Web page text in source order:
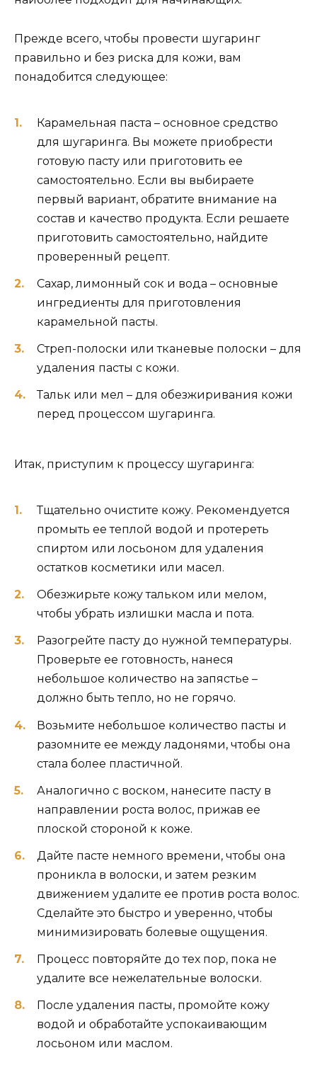
Прежде всего, чтобы провести шугаринг
правильно и без риска для кожи, вам
понадобится следующее:
Карамельная паста – основное средство
для шугаринга. Вы можете приобрести
готовую пасту или приготовить ее
самостоятельно. Если вы выбираете
первый вариант, обратите внимание на
состав и качество продукта. Если решаете
приготовить самостоятельно, найдите
проверенный рецепт.
Сахар, лимонный сок и вода – основные
ингредиенты для приготовления
карамельной пасты.
Стреп-полоски или тканевые полоски – для
удаления пасты с кожи.
Тальк или мел – для обезжиривания кожи
перед процессом шугаринга.
Итак, приступим к процессу шугаринга:
Тщательно очистите кожу. Рекомендуется
промыть ее теплой водой и протереть
спиртом или лосьоном для удаления
остатков косметики или масел.
Обезжирьте кожу тальком или мелом,
чтобы убрать излишки масла и пота.
Разогрейте пасту до нужной температуры.
Проверьте ее готовность, нанеся
небольшое количество на запястье –
должно быть тепло, но не горячо.
Возьмите небольшое количество пасты и
разомните ее между ладонями, чтобы она
стала более пластичной.
Аналогично с воском, нанесите пасту в
направлении роста волос, прижав ее
плоской стороной к коже.
Дайте пасте немного времени, чтобы она
проникла в волоски, и затем резким
движением удалите ее против роста волос.
Сделайте это быстро и уверенно, чтобы
минимизировать болевые ощущения.
Процесс повторяйте до тех пор, пока не
удалите все нежелательные волоски.
После удаления пасты, промойте кожу
водой и обработайте успокаивающим
лосьоном или маслом.